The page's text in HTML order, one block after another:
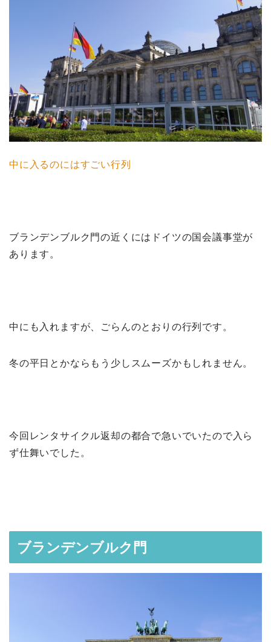
中に入るのにはすごい行列
ブランデンブルク門の近くにはドイツの国会議事堂が
あります。
中にも入れますが、ごらんのとおりの行列です。
冬の平日とかならもう少しスムーズかもしれません。
今回レンタサイクル返却の都合で急いでいたので入ら
ず仕舞いでした。
ブランデンブルク門